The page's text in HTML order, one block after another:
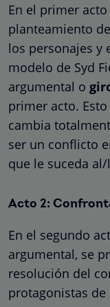
En el primer
planteamiento
los personajes y
modelo de Syd
argumental o
primer acto.
cambia
ser un conflicto
que le suceda
Acto 2:
En el segundo
argumental, se
resolución del
protagonistas